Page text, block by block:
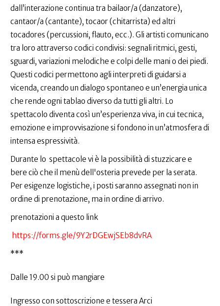
dall’interazione continua tra bailaor/a (danzatore),
cantaor/a (cantante), tocaor (chitarrista) ed altri
tocadores (percussioni, flauto, ecc.). Gli artisti comunicano
tra loro attraverso codici condivisi: segnali ritmici, gesti,
sguardi, variazioni melodiche e colpi delle mani o dei piedi.
Questi codici permettono agli interpreti di guidarsi a
vicenda, creando un dialogo spontaneo e un’energia unica
che rende ogni tablao diverso da tutti gli altri. Lo
spettacolo diventa così un’esperienza viva, in cui tecnica,
emozione e improvvisazione si fondono in un’atmosfera di
intensa espressività.
Durante lo spettacole vi è la possibilità di stuzzicare e
bere ciò che il menù dell'osteria prevede per la serata.
Per esigenze logistiche, i posti saranno assegnati non in
ordine di prenotazione, ma in ordine di arrivo.
prenotazioni a questo link
https://forms.gle/9Y2rDGEwjSEb8dvRA
***
Dalle 19.00 si può mangiare
Ingresso con sottoscrizione e tessera Arci